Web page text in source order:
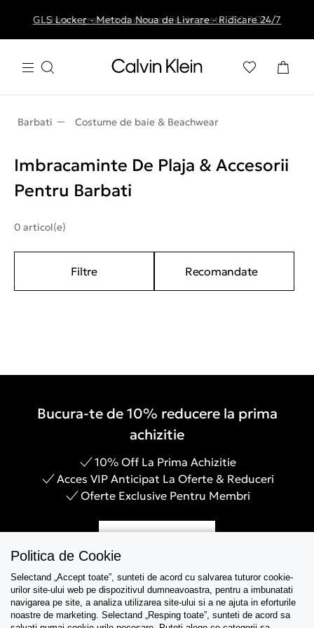
Livrare gratuita la comenzile de peste 250 RON
GLS Locker - Metoda Noua de Livrare - Ridicare 24/7
Barbati Costume de baie & Beachwear
Imbracaminte De Plaja & Accesorii
Pentru Barbati
0 articol(e)
Filtre Recomandate
Bucura-te de 10% reducere la prima
achizitie
10% Off La Prima Achizitie
Acces VIP Anticipat La Oferte & Reduceri
Oferte Exclusive Pentru Membri
Asistenta
Politica de Cookie
Selectand „Accept toate”, sunteti de acord cu salvarea tuturor cookie-
urilor site-ului web pe dispozitivul dumneavoastra, pentru a imbunatati
navigarea pe site, a analiza utilizarea site-ului si a ne ajuta in eforturile
noastre de marketing. Selectand „Resping toate”, sunteti de acord sa